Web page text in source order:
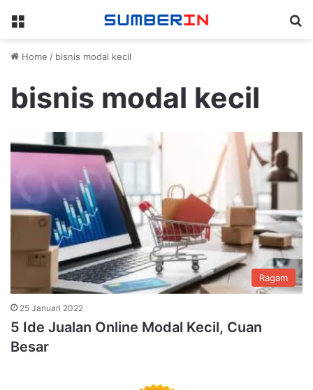
Menu
Home / bisnis modal kecil
bisnis modal kecil
Ragam
25 Januari 2022
5 Ide Jualan Online Modal Kecil, Cuan
Besar